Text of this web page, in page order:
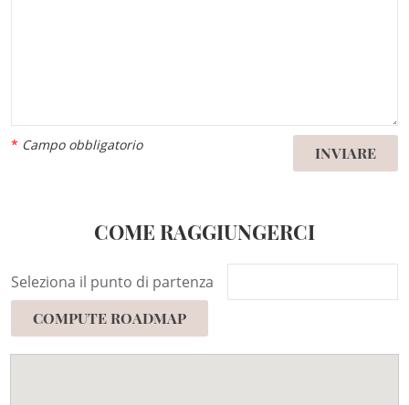
* Campo obbligatorio INVIARE
COME RAGGIUNGERCI
Seleziona il punto di partenza
COMPUTE ROADMAP